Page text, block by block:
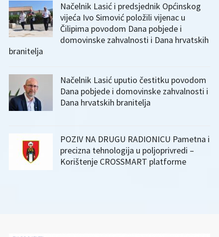
Načelnik Lasić i predsjednik Općinskog
vijeća Ivo Simović položili vijenac u
Čilipima povodom Dana pobjede i
domovinske zahvalnosti i Dana hrvatskih
branitelja
Načelnik Lasić uputio čestitku povodom
Dana pobjede i domovinske zahvalnosti i
Dana hrvatskih branitelja
POZIV NA DRUGU RADIONICU Pametna i
precizna tehnologija u poljoprivredi –
Korištenje CROSSMART platforme